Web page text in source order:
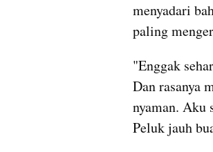
menyadari
paling
"Enggak
Dan rasanya
nyaman. Aku
Peluk jauh